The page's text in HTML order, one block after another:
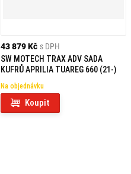
43 879 Kč s DPH
SW MOTECH TRAX ADV SADA
KUFRŮ APRILIA TUAREG 660 (21-)
Na objednávku
Koupit